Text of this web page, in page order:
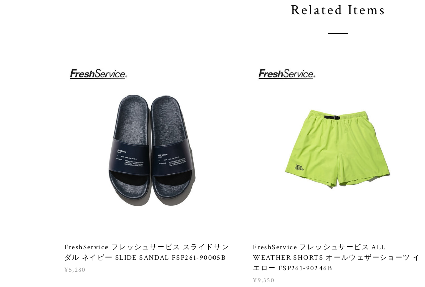
Related Items
FreshService フレッシュサービス スライドサン
ダル ネイビー SLIDE SANDAL FSP261-90005B
¥5,280
FreshService フレッシュサービス ALL
WEATHER SHORTS オールウェザーショーツ イ
エロー FSP261-90246B
¥9,350